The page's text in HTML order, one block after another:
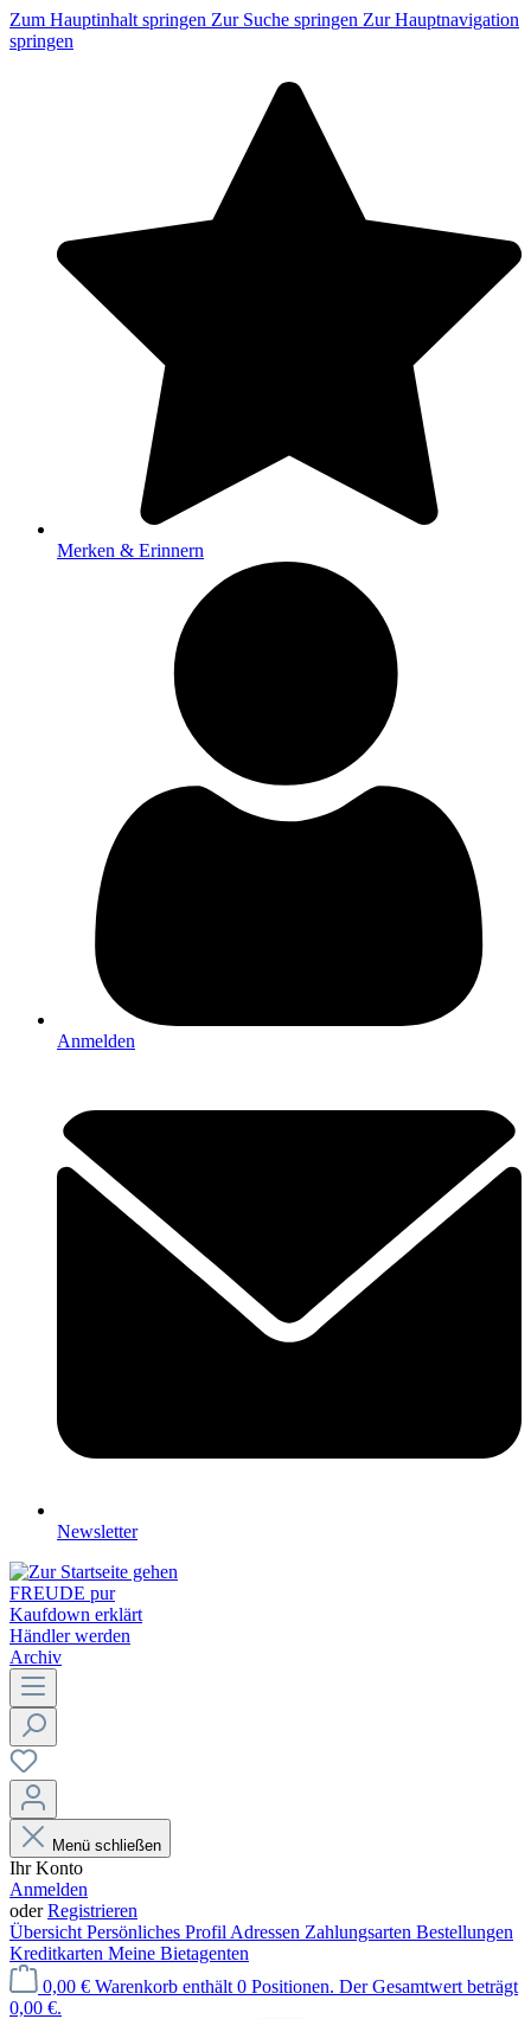
Zum Hauptinhalt springen Zur Suche springen Zur Hauptnavigation
springen
Merken & Erinnern
Anmelden
Newsletter
FREUDE pur
Kaufdown erklärt
Händler werden
Archiv
Menü schließen
Ihr Konto
Anmelden
oderRegistrieren
Übersicht Persönliches Profil Adressen Zahlungsarten Bestellungen
Kreditkarten Meine Bietagenten
0,00 € Warenkorb enthält 0 Positionen. Der Gesamtwert beträgt
0,00 €.